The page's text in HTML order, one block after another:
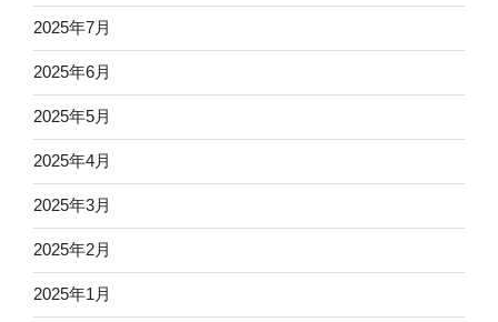
2025年7月
2025年6月
2025年5月
2025年4月
2025年3月
2025年2月
2025年1月